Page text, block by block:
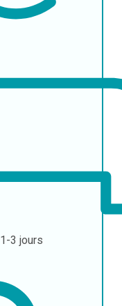
1-3 jours